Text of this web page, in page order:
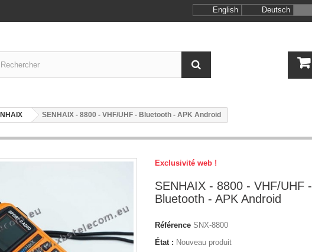
English Deutsch
SENHAIX - 8800 - VHF/UHF - Bluetooth - APK Android
Exclusivité web !
SENHAIX - 8800 - VHF/UHF -
Bluetooth - APK Android
Référence SNX-8800
État : Nouveau produit